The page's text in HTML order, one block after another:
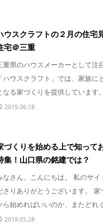
ウスクラフトの２月の住宅
宅＠三重
重県のハウスメーカーとして注
「ハウスクラフト」では、家族に
なる家づくりを提供しています
2019.06.18
づくりを始める上で知って
集！山口県の銘建では？
なさん、こんにちは。 私のサイ
さりありがとうございます。
ら始めればいいのか、またどれ
2019.05.28